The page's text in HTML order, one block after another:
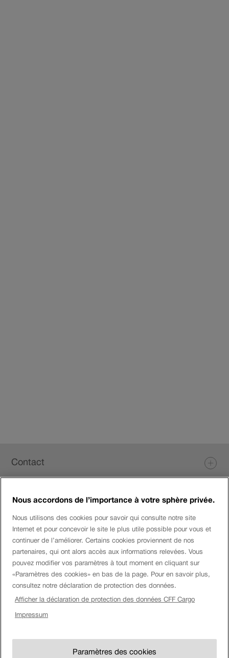
de
page
Contact
Login eServices
Médias sociaux
Entreprise
Mention
légale
Impressum
CG & annexes au contrat
Nous accordons de l’importance à votre sphère privée.
Nous utilisons des cookies pour savoir qui consulte notre site
Internet et pour concevoir le site le plus utile possible pour vous et
continuer de l’améliorer. Certains cookies proviennent de nos
partenaires, qui ont alors accès aux informations relevées. Vous
pouvez modifier vos paramètres à tout moment en cliquant sur
«Paramètres des cookies» en bas de la page. Pour en savoir plus,
consultez notre déclaration de protection des données.
Afficher la déclaration de protection des données CFF Cargo
Impressum
Paramètres des cookies